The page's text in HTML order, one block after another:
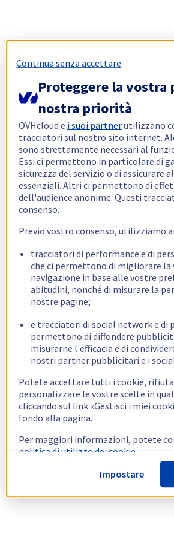
Continua senza accettare
Proteggere la vostra
nostra priorità
OVHcloud e i suoi partnerutilizzano
tracciatori sul nostro sito internet.
sono strettamente necessari al
Essi ci permettono in particolare di
sicurezza del servizio o di assicurare
essenziali. Altri ci permettono di
dell'audience anonime. Questi
consenso.
Previo vostro consenso, utilizziamo
tracciatori di performance e di
che ci permettono di migliorare la
navigazione in base alle vostre
abitudini, nonché di misurare la
nostre pagine;
e tracciatori di social network e di
permettono di diffondere
misurarne l'efficacia e di
nostri partner pubblicitari e i
Potete accettare tutti i cookie,
personalizzare le vostre scelte in
cliccando sul link «Gestisci i miei
fondo alla pagina.
Per maggiori informazioni, potete
politica di utilizzo dei cookie.
Impostare